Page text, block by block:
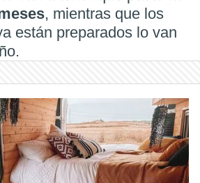
, mientras que los
están preparados lo van